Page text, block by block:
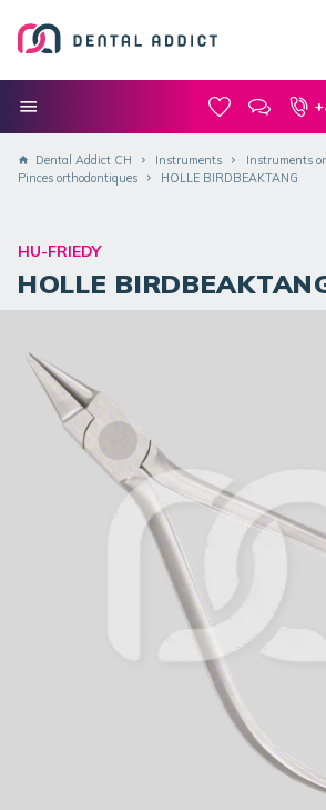
Dental Addict CH Instruments
Instruments
Pinces orthodontiques
HOLLE BIRDBEAKTANG
HU-FRIEDY
HOLLE